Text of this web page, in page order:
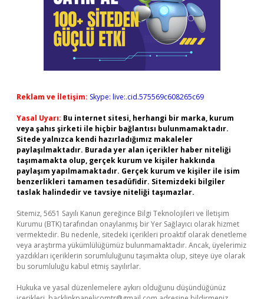
Reklam ve İletişim: Skype: live:.cid.575569c608265c69
Yasal Uyarı: Bu internet sitesi, herhangi bir marka, kurum
veya şahıs şirketi ile hiçbir bağlantısı bulunmamaktadır.
Sitede yalnızca kendi hazırladığımız makaleler
paylaşılmaktadır. Burada yer alan içerikler haber niteliği
taşımamakta olup, gerçek kurum ve kişiler hakkında
paylaşım yapılmamaktadır. Gerçek kurum ve kişiler ile isim
benzerlikleri tamamen tesadüfidir. Sitemizdeki bilgiler
taslak halindedir ve tavsiye niteliği taşımazlar.
Sitemiz, 5651 Sayılı Kanun gereğince Bilgi Teknolojileri ve İletişim
Kurumu (BTK) tarafından onaylanmış bir Yer Sağlayıcı olarak hizmet
vermektedir. Bu nedenle, sitedeki içerikleri proaktif olarak denetleme
veya araştırma yükümlülüğümüz bulunmamaktadır. Ancak, üyelerimiz
yazdıkları içeriklerin sorumluluğunu taşımakta olup, siteye üye olarak
bu sorumluluğu kabul etmiş sayılırlar.
Hukuka ve yasal düzenlemelere aykırı olduğunu düşündüğünüz